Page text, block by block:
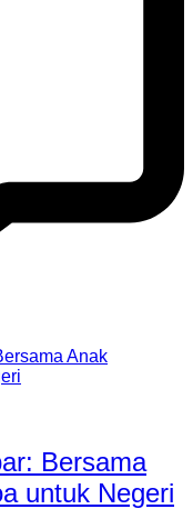
Bersama
untuk Negeri